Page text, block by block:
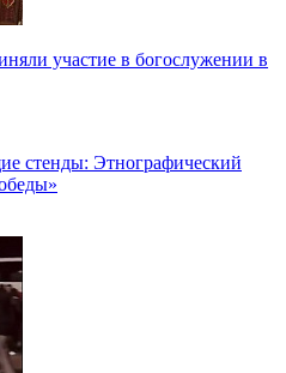
участие в богослужении в
стенды: Этнографический